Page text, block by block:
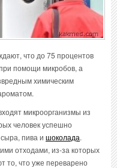
что до 75 процентов
помощи микробов, а
химическим
микроорганизмы из
человек успешно
пива и шоколада.
отходами, из-за которых
то, что уже переварено